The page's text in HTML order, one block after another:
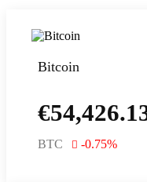
Bitcoin
€
BTC -0.75%